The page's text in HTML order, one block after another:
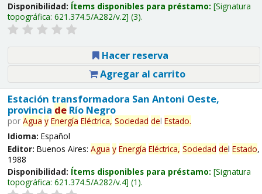
Disponibilidad: Ítems disponibles para préstamo: Signatura
topográfica: 621.374.5/A282/v.2 (3).
Hacer reserva
Agregar al carrito
Estación transformadora San Antoni Oeste,
provincia deRío Negro
por Agua y Energía Eléctrica, Sociedad del Estado.
Idioma: Español
Editor: Buenos Aires: Agua y Energía Eléctrica, Sociedad del Estado,
1988
Disponibilidad: Ítems disponibles para préstamo: Signatura
topográfica: 621.374.5/A282/v.4 (1).